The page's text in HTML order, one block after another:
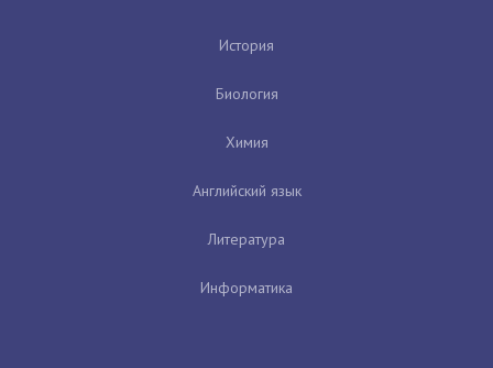
История
Биология
Химия
Английский язык
Литература
Информатика